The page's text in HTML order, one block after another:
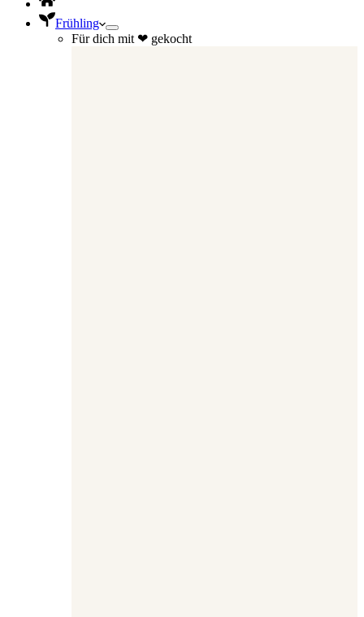
Frühling
Für dich mit ❤ gekocht